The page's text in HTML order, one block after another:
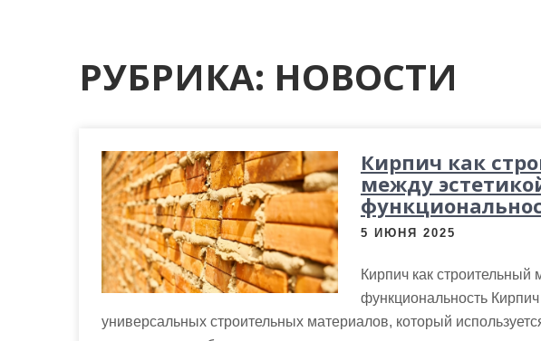
РУБРИКА: НОВОСТИ
Кирпич как
между
5 ИЮНЯ 2025
Кирпич как строительный
функциональность
универсальных строительных материалов, который